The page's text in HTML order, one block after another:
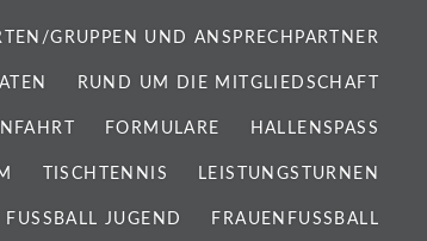
GRUPPEN UND ANSPRECHPARTNER
RUND UM DIE MITGLIEDSCHAFT
FORMULARE HALLENSPASS
TISCHTENNIS LEISTUNGSTURNEN
FUSSBALL JUGEND FRAUENFUSSBALL